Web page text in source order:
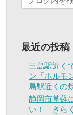
最近の投稿
三島駅近く
ン「ホルモ
島駅近くの
静岡市草薙
い！「きら